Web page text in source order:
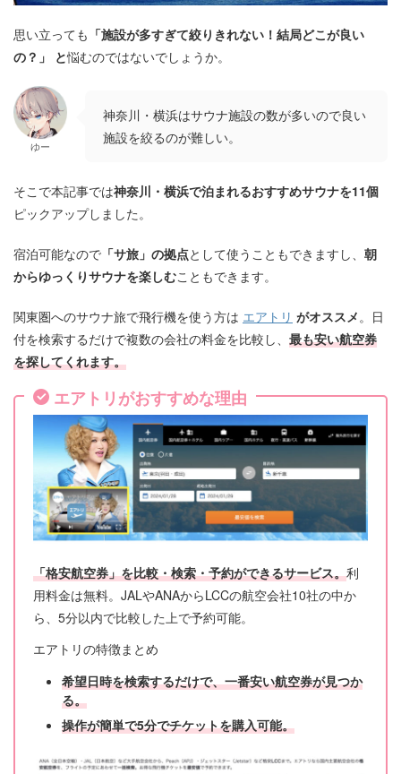
思い立っても 「施設が多すぎて絞りきれない！結局どこが良い
の？」 と悩むのではないでしょうか。
ゆー
神奈川・横浜はサウナ施設の数が多いので良い
施設を絞るのが難しい。
そこで本記事では神奈川・横浜で泊まれるおすすめサウナを11個
ピックアップしました。
宿泊可能なので 「サ旅」の拠点として使うこともできますし、 朝
からゆっくりサウナを楽しむこともできます。
関東圏へのサウナ旅で飛行機を使う方は エアトリ がオススメ 。日
付を検索するだけで複数の会社の料金を比較し、 最も安い航空券
を探してくれます。
エアトリがおすすめな理由
「格安航空券」を比較・検索・予約ができるサービス。利
用料金は無料。JALやANAからLCCの航空会社10社の中か
ら、5分以内で比較した上で予約可能。
エアトリの特徴まとめ
希望日時を検索するだけで、一番安い航空券が見つか
る。
操作が簡単で5分でチケットを購入可能。